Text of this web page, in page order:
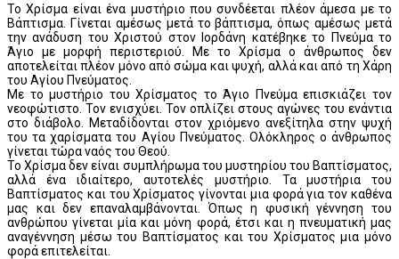
Το Χρίσμα είναι ένα μυστήριο που συνδέεται πλέον άμεσα με το
Βάπτισμα. Γίνεται αμέσως μετά το βάπτισμα, όπως αμέσως μετά
την ανάδυση του Χριστού στον Ιορδάνη κατέβηκε το Πνεύμα το
Άγιο με μορφή περιστεριού. Με το Χρίσμα ο άνθρωπος δεν
αποτελείται πλέον μόνο από σώμα και ψυχή, αλλά και από τη Χάρη
του Αγίου Πνεύματος.
Με το μυστήριο του Χρίσματος το Άγιο Πνεύμα επισκιάζει τον
νεοφώτιστο. Τον ενισχύει. Τον οπλίζει στους αγώνες του ενάντια
στο διάβολο. Μεταδίδονται στον χριόμενο ανεξίτηλα στην ψυχή
του τα χαρίσματα του Αγίου Πνεύματος. Ολόκληρος ο άνθρωπος
γίνεται τώρα ναός του Θεού.
Το Χρίσμα δεν είναι συμπλήρωμα του μυστηρίου του Βαπτίσματος,
αλλά ένα ιδιαίτερο, αυτοτελές μυστήριο. Τα μυστήρια του
Βαπτίσματος και του Χρίσματος γίνονται μια φορά για τον καθένα
μας και δεν επαναλαμβάνονται. Όπως η φυσική γέννηση του
ανθρώπου γίνεται μία και μόνη φορά, έτσι και η πνευματική μας
αναγέννηση μέσω του Βαπτίσματος και του Χρίσματος μια μόνο
φορά επιτελείται.